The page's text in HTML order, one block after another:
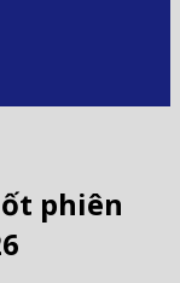
phiên